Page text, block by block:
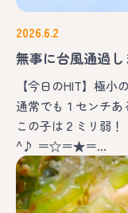
2026.6.2
無事に台風通過し
【今日のHIT】極
通常でも１センチあ
この子は２ミリ弱
^♪ ＝☆＝★＝…